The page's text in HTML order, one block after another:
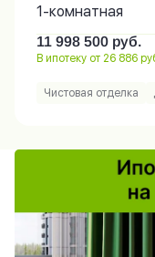
1-комнатная
11 998 500 руб.
В ипотеку от 26 886
Чистовая отделка